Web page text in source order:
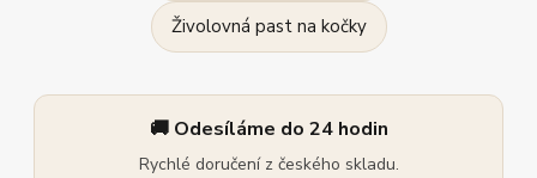
Živolovná past na kočky
🚚 Odesíláme do 24 hodin
Rychlé doručení z českého skladu.